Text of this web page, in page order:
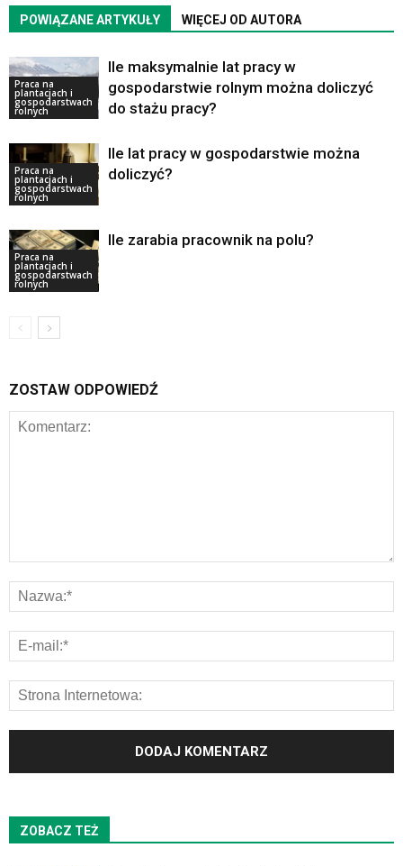
POWIĄZANE ARTYKUŁY WIĘCEJ OD AUTORA
Praca na
plantacjach i
gospodarstwach
rolnych
Ile maksymalnie lat pracy w
gospodarstwie rolnym można doliczyć
do stażu pracy?
Praca na
plantacjach i
gospodarstwach
rolnych
Ile lat pracy w gospodarstwie można
doliczyć?
Praca na
plantacjach i
gospodarstwach
rolnych
Ile zarabia pracownik na polu?
ZOSTAW ODPOWIEDŹ
ZOBACZ TEŻ